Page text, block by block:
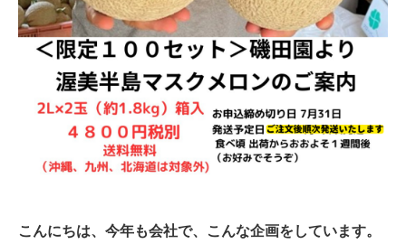
こんにちは、今年も会社で、こんな企画をしています。